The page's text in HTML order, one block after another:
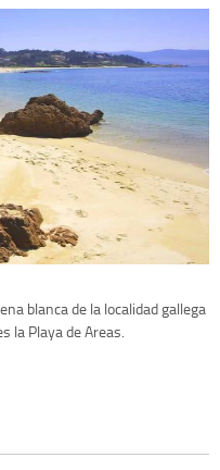
blanca de la localidad gallega
la Playa de Areas.